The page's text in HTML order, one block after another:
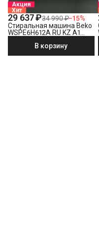
Акция
Хит
29 637 ₽34 990 ₽−15%
Стиральная машина Beko
WSPE6H612A RU KZ A1
В корзину